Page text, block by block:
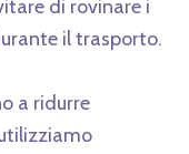
di rovinare i
il trasporto.
a ridurre